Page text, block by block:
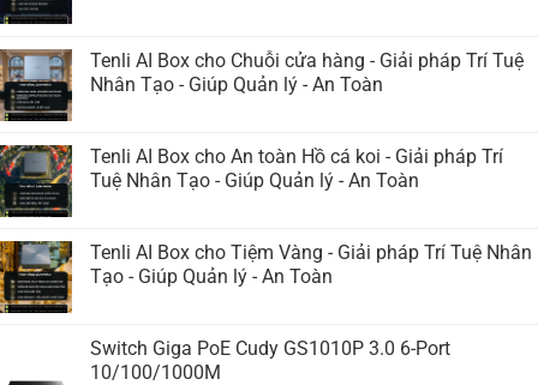
Tenli AI Box cho Chuỗi cửa hàng - Giải pháp Trí Tuệ
Nhân Tạo - Giúp Quản lý - An Toàn
Tenli AI Box cho An toàn Hồ cá koi - Giải pháp Trí
Tuệ Nhân Tạo - Giúp Quản lý - An Toàn
Tenli AI Box cho Tiệm Vàng - Giải pháp Trí Tuệ Nhân
Tạo - Giúp Quản lý - An Toàn
Switch Giga PoE Cudy GS1010P 3.0 6-Port
10/100/1000M